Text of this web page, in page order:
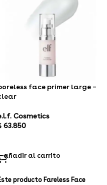
face primer large –
Cosmetics
63.850
añadir al carrito
producto Fareless Face